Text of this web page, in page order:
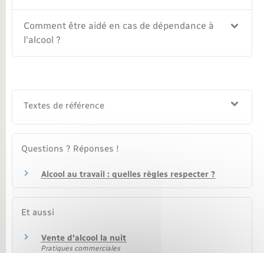
Nouvelle activité
Numérique
Sécurité - Prévention
Seniors
Transports
Voirie et espace public
Comment être aidé en cas de dépendance à
l'alcool ?
Textes de référence
Questions ? Réponses !
Alcool au travail : quelles règles respecter ?
Et aussi
Vente d'alcool la nuit
Pratiques commerciales